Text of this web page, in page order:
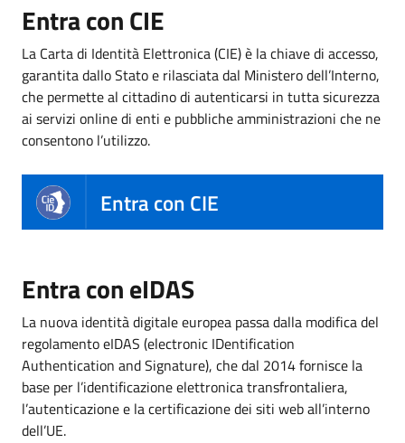
Entra con CIE
La Carta di Identità Elettronica (CIE) è la chiave di accesso,
garantita dallo Stato e rilasciata dal Ministero dell’Interno,
che permette al cittadino di autenticarsi in tutta sicurezza
ai servizi online di enti e pubbliche amministrazioni che ne
consentono l’utilizzo.
Entra con CIE
Entra con eIDAS
La nuova identità digitale europea passa dalla modifica del
regolamento eIDAS (electronic IDentification
Authentication and Signature), che dal 2014 fornisce la
base per l’identificazione elettronica transfrontaliera,
l’autenticazione e la certificazione dei siti web all’interno
dell’UE.